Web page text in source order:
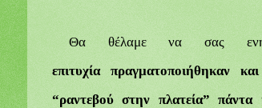
Θα θέλαμε να σας
επιτυχία
πραγματοποιήθηκαν
“ραντεβού στην πλατεία”